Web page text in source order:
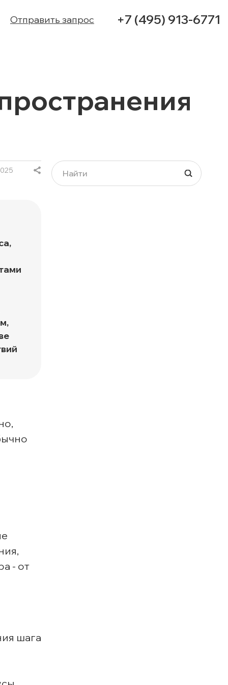
Отправить запрос +7 (495) 913-6771
КЕЙСЫ
- от
шага